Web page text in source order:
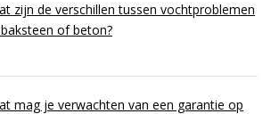
zijn de verschillen tussen vochtproblemen
of beton?
mag je verwachten van een garantie op